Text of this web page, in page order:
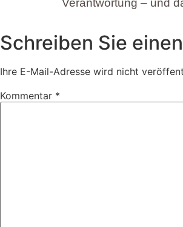
Schreiben Sie
Ihre E-Mail-Adresse wird nicht
Kommentar *